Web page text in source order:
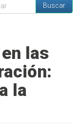
de
Buscar
las
la